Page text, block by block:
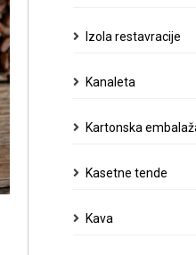
Izola restavracije
Kanaleta
Kartonska
Kasetne tende
Kava